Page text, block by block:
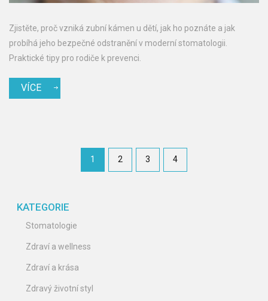
Zjistěte, proč vzniká zubní kámen u dětí, jak ho poznáte a jak
probíhá jeho bezpečné odstranění v moderní stomatologii.
Praktické tipy pro rodiče k prevenci.
VÍCE
1 2 3 4
KATEGORIE
Stomatologie
Zdraví a wellness
Zdraví a krása
Zdravý životní styl